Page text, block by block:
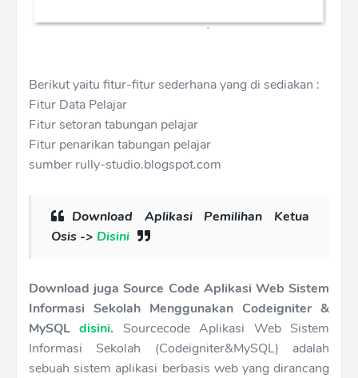
Berikut yaitu fitur-fitur sederhana yang di sediakan :
Fitur Data Pelajar
Fitur setoran tabungan pelajar
Fitur penarikan tabungan pelajar
sumber rully-studio.blogspot.com
Download Aplikasi Pemilihan Ketua
Osis -> Disini
Download juga Source Code Aplikasi Web Sistem
Informasi Sekolah Menggunakan Codeigniter &
MySQLdisini. Sourcecode Aplikasi Web Sistem
Informasi Sekolah (Codeigniter&MySQL) adalah
sebuah sistem aplikasi berbasis web yang dirancang